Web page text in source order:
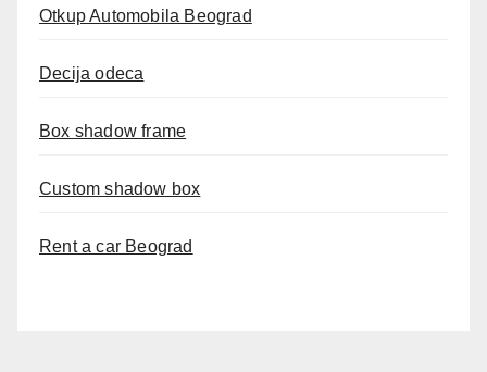
Otkup Automobila Beograd
Decija odeca
Box shadow frame
Custom shadow box
Rent a car Beograd